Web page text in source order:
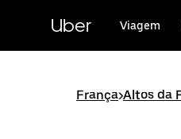
conteúdo
Uber Viagem
França>Altos da